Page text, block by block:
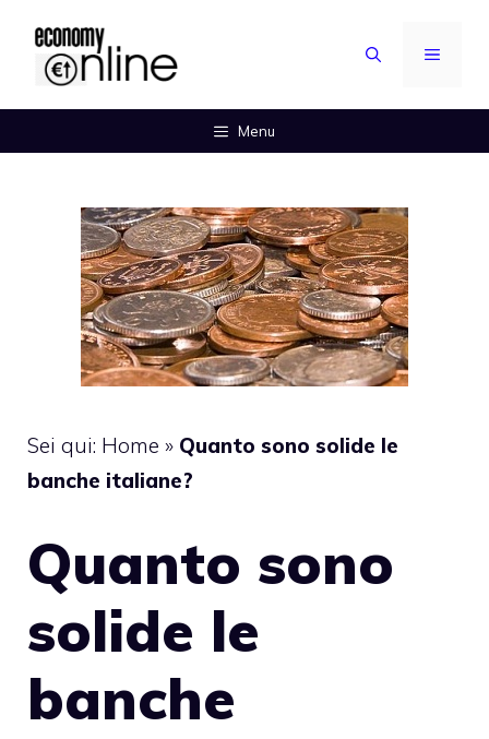
contenuto
MENU
Menu
Sei qui: Home » Quanto sono solide le
banche italiane?
Quanto sono
solide le
banche